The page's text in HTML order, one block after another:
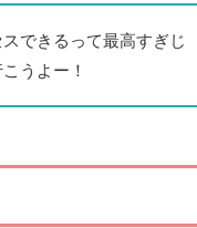
できるって最高すぎじ
うよー！